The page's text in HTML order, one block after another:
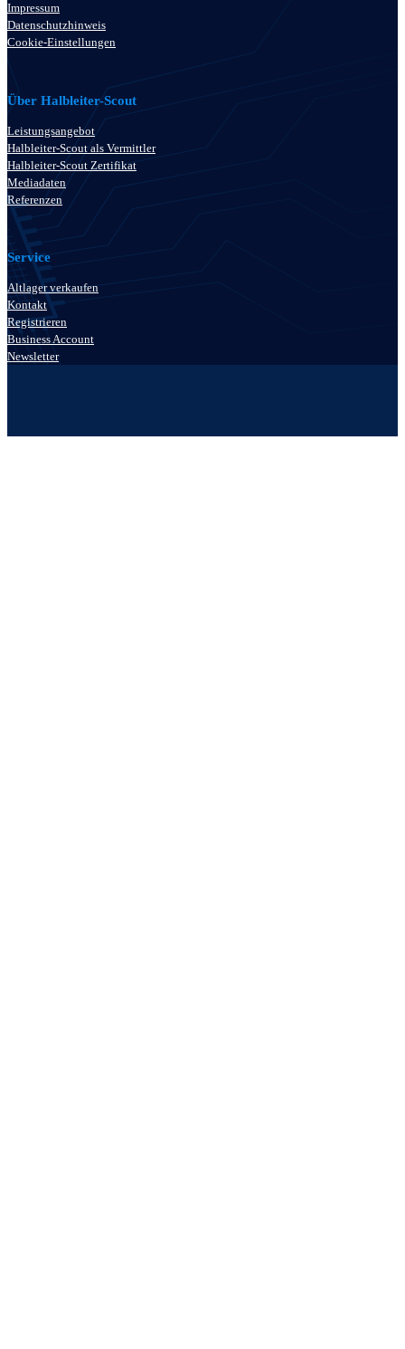
Impressum
Datenschutzhinweis
Cookie-Einstellungen
Über Halbleiter-Scout
Leistungsangebot
Halbleiter-Scout als Vermittler
Halbleiter-Scout Zertifikat
Mediadaten
Referenzen
Service
Altlager verkaufen
Kontakt
Registrieren
Business Account
Newsletter